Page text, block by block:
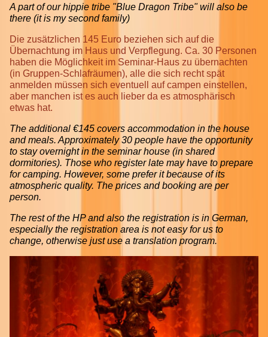
A part of our hippie tribe "Blue Dragon Tribe" will also be
there (it is my second family)
Die zusätzlichen 145 Euro beziehen sich auf die
Übernachtung im Haus und Verpflegung. Ca. 30 Personen
haben die Möglichkeit im Seminar-Haus zu übernachten
(in Gruppen-Schlafräumen), alle die sich recht spät
anmelden müssen sich eventuell auf campen einstellen,
aber manchen ist es auch lieber da es atmosphärisch
etwas hat.
The additional €145 covers accommodation in the house
and meals. Approximately 30 people have the opportunity
to stay overnight in the seminar house (in shared
dormitories). Those who register late may have to prepare
for camping. However, some prefer it because of its
atmospheric quality. The prices and booking are per
person.
The rest of the HP and also the registration is in German,
especially the registration area is not easy for us to
change, otherwise just use a translation program.